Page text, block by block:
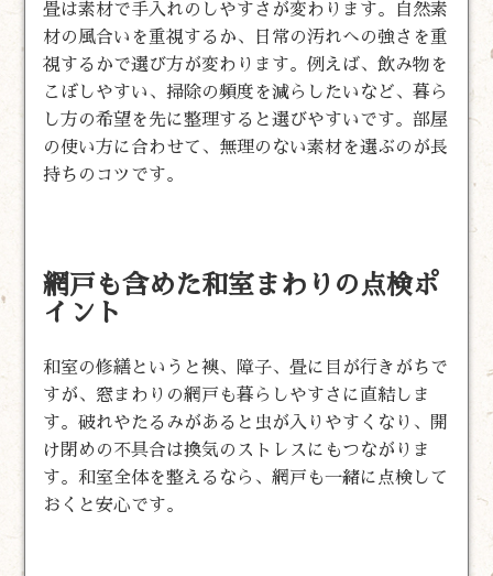
畳は素材で手入れのしやすさが変わります。自然素
材の風合いを重視するか、日常の汚れへの強さを重
視するかで選び方が変わります。例えば、飲み物を
こぼしやすい、掃除の頻度を減らしたいなど、暮ら
し方の希望を先に整理すると選びやすいです。部屋
の使い方に合わせて、無理のない素材を選ぶのが長
持ちのコツです。
網戸も含めた和室まわりの点検ポ
イント
和室の修繕というと襖、障子、畳に目が行きがちで
すが、窓まわりの網戸も暮らしやすさに直結しま
す。破れやたるみがあると虫が入りやすくなり、開
け閉めの不具合は換気のストレスにもつながりま
す。和室全体を整えるなら、網戸も一緒に点検して
おくと安心です。